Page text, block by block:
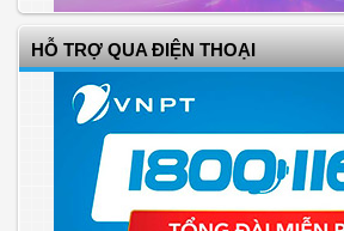
HỖ TRỢ QUA ĐIỆN THOẠI